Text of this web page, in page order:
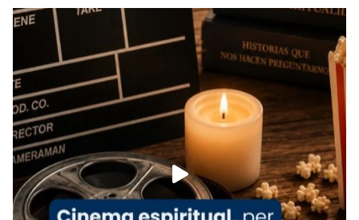
Recupera l'entrevista comp
Vatican
tican News 👇
www.vaticannews.va/es/iglesia/news/2026-
07/carmina-historia-depresion-papa-viaje-
espana-testimoni...
Foto
View on Facebook · Share
Arquebisbat de Barcelona